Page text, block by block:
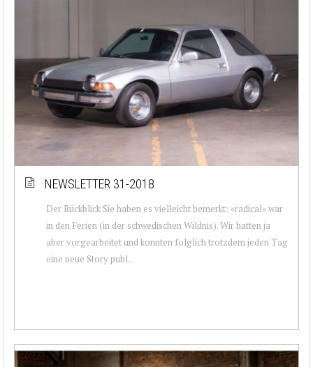
NEWSLETTER 31-2018
Der Rückblick Sie haben es vielleicht bemerkt: «radical» war
in den Ferien (in der schwedischen Wildnis). Wir hatten ja
aber vorgearbeitet und konnten folglich trotzdem jeden Tag
eine neue Story publ...